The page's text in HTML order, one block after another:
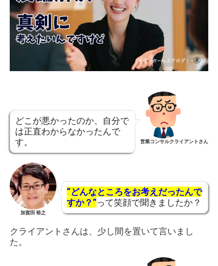
どこが悪かったのか、自分で
は正直わからなかったんで
す。
営業コンサルクライアントさん
加賀田 裕之
“どんなところをお考えだったんで
すか？”って笑顔で聞きましたか？
クライアントさんは、少し間を置いて言いまし
た。